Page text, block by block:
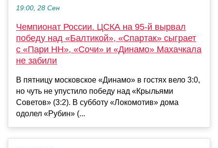
19:00, 28 Сен
Чемпионат России. ЦСКА на 95-й вырвал
победу над «Балтикой», «Спартак» сыграет
с «Пари НН», «Сочи» и «Динамо» Махачкала
не забили
В пятницу московское «Динамо» в гостях вело 3:0,
но чуть не упустило победу над «Крыльями
Советов» (3:2). В субботу «Локомотив» дома
одолел «Рубин» (...